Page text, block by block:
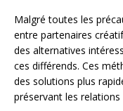
Malgré toutes les
entre partenaires
des alternatives
ces différends. Ces
des solutions plus
préservant les